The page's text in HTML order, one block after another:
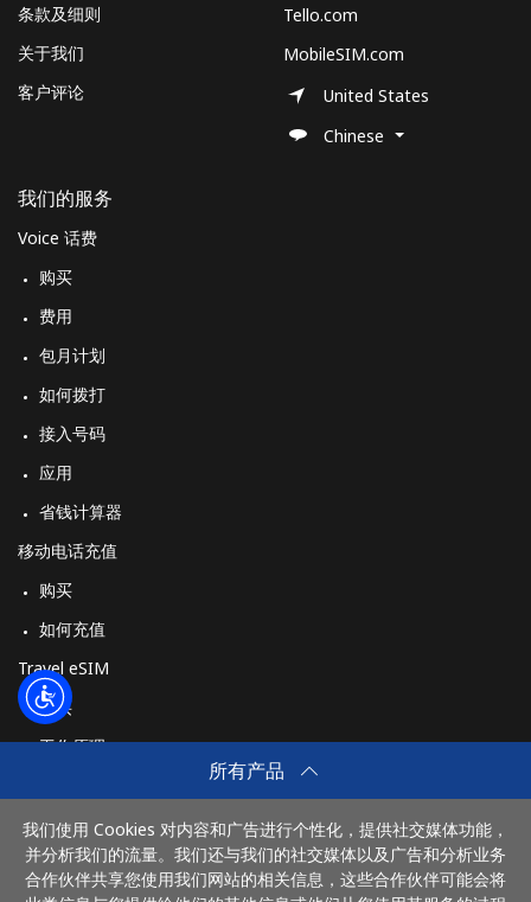
所有产品
我们使用 Cookies 对内容和广告进行个性化，提供社交媒体功能，
并分析我们的流量。我们还与我们的社交媒体以及广告和分析业务
合作伙伴共享您使用我们网站的相关信息，这些合作伙伴可能会将
条款及细则
关于我们
客户评论
我们的服务
Voice 话费
购买
费用
包月计划
如何拨打
接入号码
应用
省钱计算器
移动电话充值
购买
如何充值
Travel eSIM
购买
工作原理
Tello.com
MobileSIM.com
United States
Chinese
付款方式：